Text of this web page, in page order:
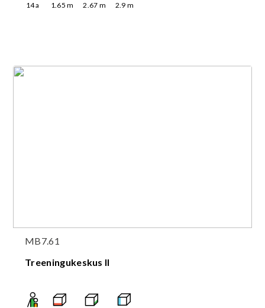
14a 1.65 m 2.67 m 2.9 m
MB7.61
Treeningukeskus II